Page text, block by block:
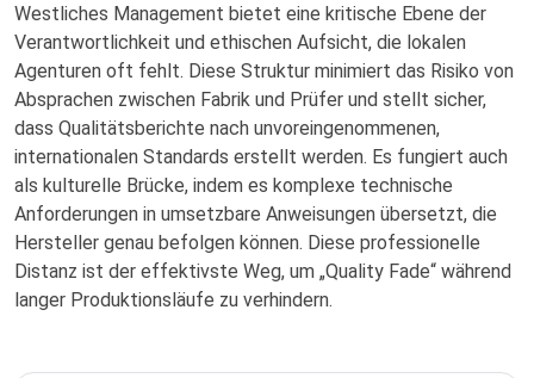
Westliches Management bietet eine kritische Ebene der
Verantwortlichkeit und ethischen Aufsicht, die lokalen
Agenturen oft fehlt. Diese Struktur minimiert das Risiko von
Absprachen zwischen Fabrik und Prüfer und stellt sicher,
dass Qualitätsberichte nach unvoreingenommenen,
internationalen Standards erstellt werden. Es fungiert auch
als kulturelle Brücke, indem es komplexe technische
Anforderungen in umsetzbare Anweisungen übersetzt, die
Hersteller genau befolgen können. Diese professionelle
Distanz ist der effektivste Weg, um „Quality Fade“ während
langer Produktionsläufe zu verhindern.